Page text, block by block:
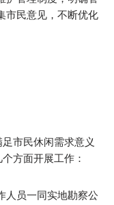
市民意见，不断优化
市民休闲需求意义
方面开展工作：​
人员一同实地勘察公